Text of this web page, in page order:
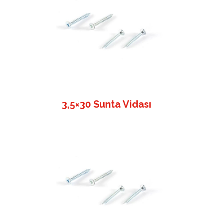
3,5×30 Sunta Vidası